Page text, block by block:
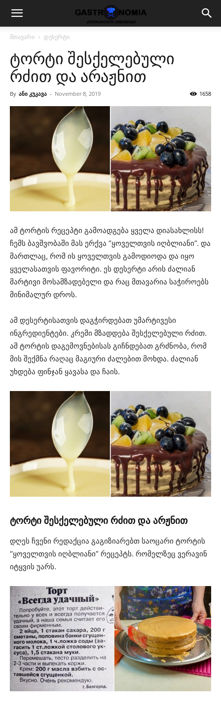
მთავარი დესერტი
ტორტი შესქელებული
რძით და არაჟნით
By ანი კუკავა - November 8, 2019 1658
ამ ტორტის რეცეპტი გამოადგება ყველა დიასახლისს!
ჩემს ბავშვობაში მას ერქვა “ყოველთვის იღბლიანი”. და
მართლაც, რომ ის ყოველთვის გამოდიოდა და იყო
ყველასათვის ფავორიტი. ეს დესერტი არის ძალიან
მარტივი მოსამზადებელი და რაც მთავარია საჭიროებს
მინიმალურ დროს.
ამ დესერტისათვის დაგჭირდებათ უმარტივესი
ინგრედიენტები. კრემი მზადდება შესქელებული რძით.
ამ ტორტის დაგემოვნებისას გიჩნდებათ გრძნობა, რომ
მის შექმნა რაღაც მაგიური ძალებით მოხდა. ძალიან
უხდება ფინჯან ყავასა და ჩაის.
ტორტი შესქელებული რძით და არჟნით
დღეს ჩვენი რედაქცია გაგიზიარებთ საოცარი ტორტის
“ყოველთვის იღბლიანი” რეცეპტს. რომელზეც ვერავინ
იტყვის უარს.